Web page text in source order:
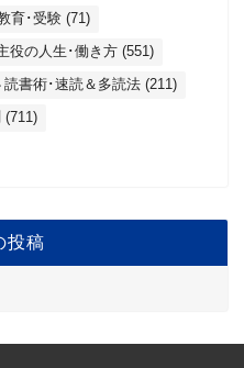
育･受験 (71)
役の人生･働き方 (551)
読書術･速読＆多読法 (211)
(711)
投稿